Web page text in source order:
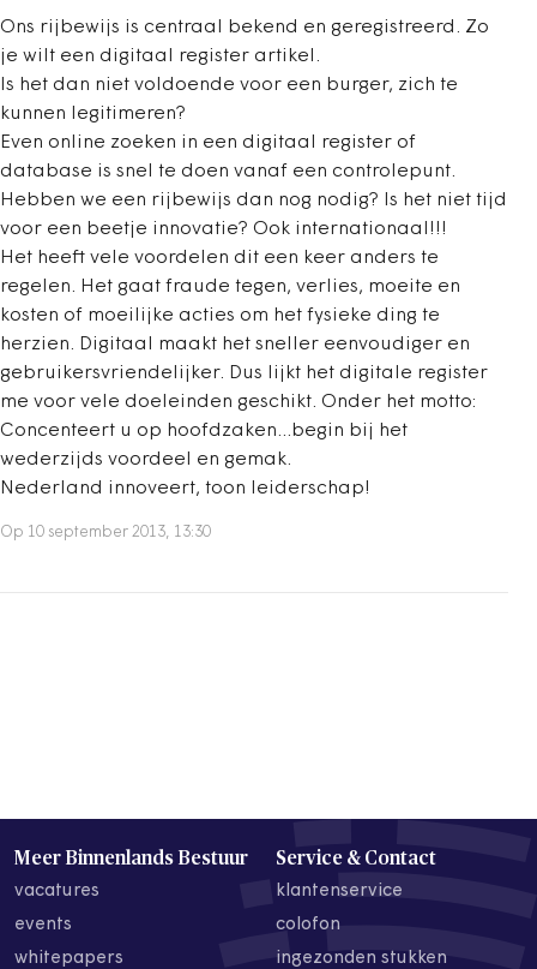
Ons rijbewijs is centraal bekend en geregistreerd. Zo
je wilt een digitaal register artikel.
Is het dan niet voldoende voor een burger, zich te
kunnen legitimeren?
Even online zoeken in een digitaal register of
database is snel te doen vanaf een controlepunt.
Hebben we een rijbewijs dan nog nodig? Is het niet tijd
voor een beetje innovatie? Ook internationaal!!!
Het heeft vele voordelen dit een keer anders te
regelen. Het gaat fraude tegen, verlies, moeite en
kosten of moeilijke acties om het fysieke ding te
herzien. Digitaal maakt het sneller eenvoudiger en
gebruikersvriendelijker. Dus lijkt het digitale register
me voor vele doeleinden geschikt. Onder het motto:
Concenteert u op hoofdzaken...begin bij het
wederzijds voordeel en gemak.
Nederland innoveert, toon leiderschap!
Op 10 september 2013, 13:30
Meer Binnenlands Bestuur
vacatures
events
whitepapers
Service & Contact
klantenservice
colofon
ingezonden stukken